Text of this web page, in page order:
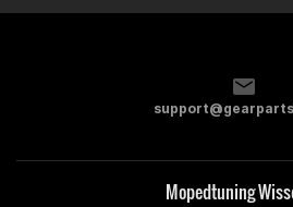
Mopedtuning